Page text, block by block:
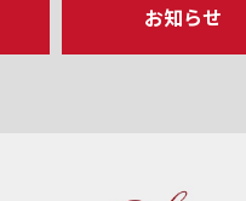
お知らせ